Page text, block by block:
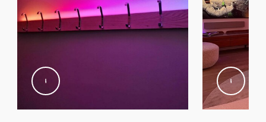
Eingangsspannung
220V-240V
Länge
Wattleistung
12,3 W
Sonstiges